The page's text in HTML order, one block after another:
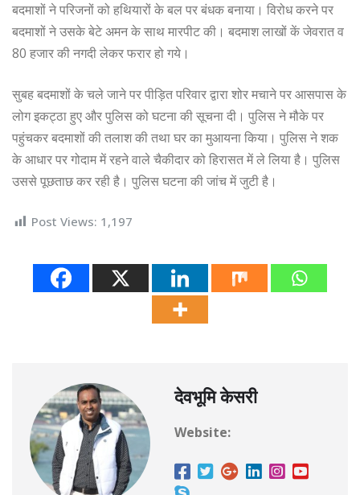
बदमाशों ने परिजनों को हथियारों के बल पर बंधक बनाया। विरोध करने पर
बदमाशों ने उसके बेटे अमन के साथ मारपीट की। बदमाश लाखों कें जेवरात व
80 हजार की नगदी लेकर फरार हो गये।
सुबह बदमाशों के चले जाने पर पीड़ित परिवार द्वारा शोर मचाने पर आसपास के
लोग इकट्ठा हुए और पुलिस को घटना की सूचना दी। पुलिस ने मौके पर
पहुंचकर बदमाशों की तलाश की तथा घर का मुआयना किया। पुलिस ने शक
के आधार पर गोदाम में रहने वाले चैकीदार को हिरासत में ले लिया है। पुलिस
उससे पूछताछ कर रही है। पुलिस घटना की जांच में जुटी है।
Post Views: 1,197
देवभूमि केसरी
Website: